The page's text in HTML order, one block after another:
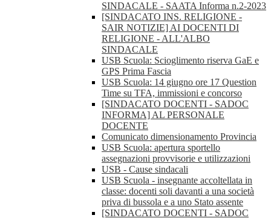
SINDACALE - SAATA Informa n.2-2023
[SINDACATO INS. RELIGIONE -
SAIR NOTIZIE] AI DOCENTI DI
RELIGIONE - ALL'ALBO
SINDACALE
USB Scuola: Scioglimento riserva GaE e
GPS Prima Fascia
USB Scuola: 14 giugno ore 17 Question
Time su TFA, immissioni e concorso
[SINDACATO DOCENTI - SADOC
INFORMA] AL PERSONALE
DOCENTE
Comunicato dimensionamento Provincia
USB Scuola: apertura sportello
assegnazioni provvisorie e utilizzazioni
USB - Cause sindacali
USB Scuola - insegnante accoltellata in
classe: docenti soli davanti a una società
priva di bussola e a uno Stato assente
[SINDACATO DOCENTI - SADOC